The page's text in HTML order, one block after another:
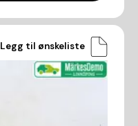
Legg til ønskeliste